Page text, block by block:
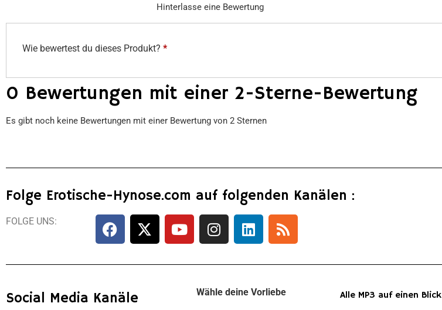
Hinterlasse eine Bewertung
Wie bewertest du dieses Produkt? *
0 Bewertungen mit einer 2-Sterne-Bewertung
Es gibt noch keine Bewertungen mit einer Bewertung von 2 Sternen
Folge Erotische-Hynose.com auf folgenden Kanälen :
FOLGE UNS:
Social Media Kanäle Wähle deine Vorliebe Alle MP3 auf einen Blick